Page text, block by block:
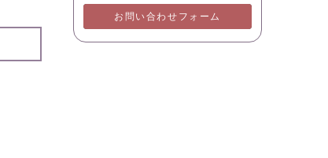
お問い合わせフォーム